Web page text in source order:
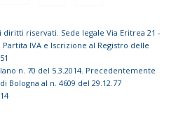
riservati. Sede legale Via Eritrea 21 -
IVA e Iscrizione al Registro delle
n. 70 del 5.3.2014. Precedentemente
Bologna al n. 4609 del 29.12.77